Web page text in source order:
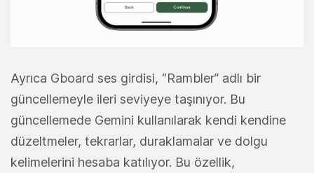
Ayrıca Gboard ses girdisi, “Rambler” adlı bir
güncellemeyle ileri seviyeye taşınıyor. Bu
güncellemede Gemini kullanılarak kendi kendine
düzeltmeler, tekrarlar, duraklamalar ve dolgu
kelimelerini hesaba katılıyor. Bu özellik,